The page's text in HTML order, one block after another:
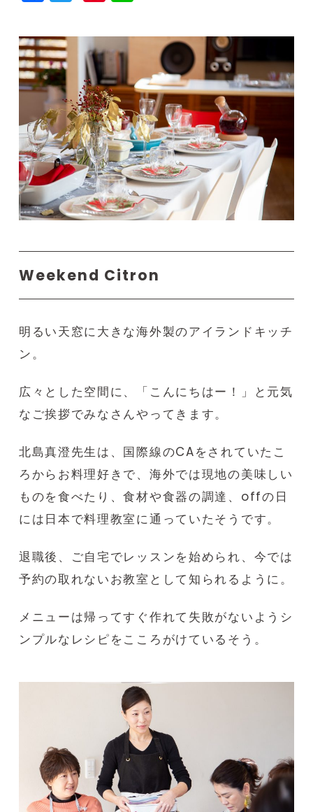
Weekend Citron
明るい天窓に大きな海外製のアイランドキッチ
ン。
広々とした空間に、「こんにちはー！」と元気
なご挨拶でみなさんやってきます。
北島真澄先生は、国際線のCAをされていたこ
ろからお料理好きで、海外では現地の美味しい
ものを食べたり、食材や食器の調達、offの日
には日本で料理教室に通っていたそうです。
退職後、ご自宅でレッスンを始められ、今では
予約の取れないお教室として知られるように。
メニューは帰ってすぐ作れて失敗がないようシ
ンプルなレシピをこころがけているそう。